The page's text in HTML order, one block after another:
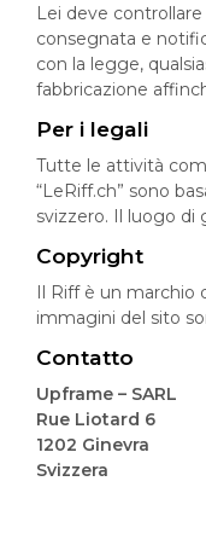
Lei deve
consegnata e
con la legge,
fabbricazione
Per i legali
Tutte le attività
“LeRiff.ch” sono
svizzero. Il luogo di
Copyright
Il Riff è un marchio
immagini del sito
Contatto
Upframe – SARL
Rue Liotard 6
1202 Ginevra
Svizzera